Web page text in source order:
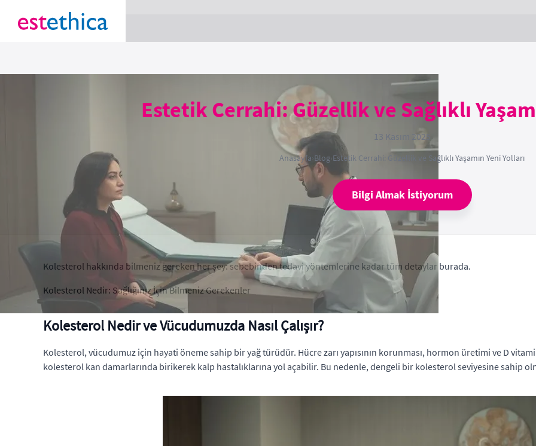
Estetik Cerrahi: Güzellik ve Sağlıklı
13 Kasım 2025
Anasayfa›Blog›Estetik Cerrahi: Güzellik ve Sağlıklı Yaşamın Yeni Yolları
Bilgi Almak İstiyorum
Kolesterol hakkında bilmeniz gereken her şey: sebebinden tedavi yöntemlerine kadar tüm detaylar burada.
Kolesterol Nedir: Sağlığınız İçin Bilmeniz Gerekenler
Kolesterol Nedir ve Vücudumuzda Nasıl Çalışır?
Kolesterol, vücudumuz için hayati öneme sahip bir yağ türüdür. Hücre zarı yapısının korunması, hormon üretimi ve D
kolesterol kan damarlarında birikerek kalp hastalıklarına yol açabilir. Bu nedenle, dengeli bir kolesterol seviyesine sahip